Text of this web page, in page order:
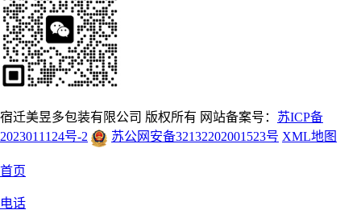
宿迁美昱多包装有限公司 版权所有 网站备案号： 苏ICP备
2023011124号-2
苏公网安备32132202001523号 XML地图
首页
电话